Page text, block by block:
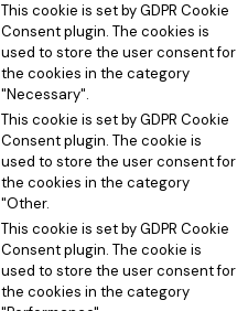
This cookie is set by GDPR Cookie
Consent plugin. The cookies is
used to store the user consent for
the cookies in the category
"Necessary".
This cookie is set by GDPR Cookie
Consent plugin. The cookie is
used to store the user consent for
the cookies in the category
"Other.
This cookie is set by GDPR Cookie
Consent plugin. The cookie is
used to store the user consent for
the cookies in the category